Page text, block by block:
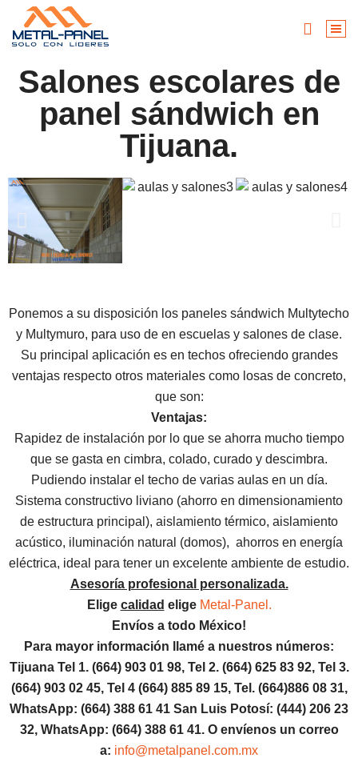
Salones escolares de
panel sándwich en
Tijuana.
Ponemos a su disposición los paneles sándwich Multytecho
y Multymuro, para uso de en escuelas y salones de clase.
Su principal aplicación es en techos ofreciendo grandes
ventajas respecto otros materiales como losas de concreto,
que son:
Ventajas:
Rapidez de instalación por lo que se ahorra mucho tiempo
que se gasta en cimbra, colado, curado y descimbra.
Pudiendo instalar el techo de varias aulas en un día.
Sistema constructivo liviano (ahorro en dimensionamiento
de estructura principal), aislamiento térmico, aislamiento
acústico, iluminación natural (domos), ahorros en energía
eléctrica, ideal para tener un excelente ambiente de estudio.
Asesoría profesional personalizada.
Elige calidad elige Metal-Panel.
Envíos a todo México!
Para mayor información llamé a nuestros números:
Tijuana Tel 1. (664) 903 01 98, Tel 2. (664) 625 83 92, Tel 3.
(664) 903 02 45, Tel 4 (664) 885 89 15, Tel. (664)886 08 31,
WhatsApp: (664) 388 61 41 San Luis Potosí: (444) 206 23
32, WhatsApp: (664) 388 61 41. O envíenos un correo
a: info@metalpanel.com.mx